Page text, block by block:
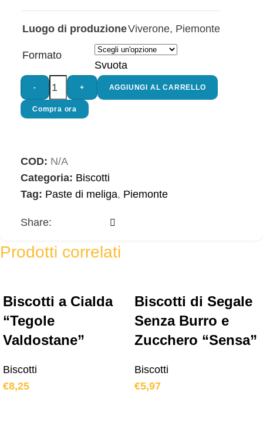
Luogo di produzioneViverone, Piemonte
Formato
Svuota
- + AGGIUNGI AL CARRELLO
Compra ora
COD: N/A
Categoria: Biscotti
Tag: Paste di meliga, Piemonte
Share:
Prodotti correlati
Biscotti a Cialda
“Tegole
Valdostane”
Biscotti
€8,25
Biscotti di Segale
Senza Burro e
Zucchero “Sensa”
Biscotti
€5,97